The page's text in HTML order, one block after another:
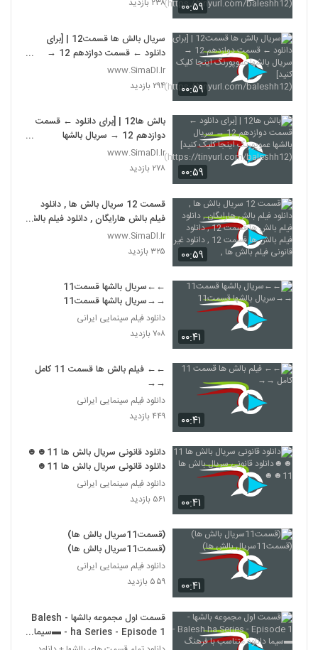
۰۰:۵۹
۲۳۸ بازدید
۰۰:۵۹
سريال بالش ها قسمت12 | [برای
دانلود ← قسمت دوازدهم 12 →
سریال بالشها عموپورنگ اینجا کلیک
کنید]
(https://tinyurl.com/baleshh1
www.SimaDl.Ir
۲۹۴ بازدید
۰۰:۵۹
بالش ها12 | [برای دانلود ← قسمت
دوازدهم 12 → سریال بالشها
عموپورنگ اینجا کلیک کنید]
(https://tinyurl.com/baleshh1
www.SimaDl.Ir
۲۷۸ بازدید
۰۰:۵۹
قسمت 12 سریال بالش ها , دانلود
فیلم بالش ها‌رایگان , دانلود فیلم بالش
ها قسمت 12 , دانلود فیلم بالش ها
بالش ها ,
www.SimaDl.Ir
۳۲۵ بازدید
۰۰:۴۱
←←سريال بالشها قسمت11
→→سريال بالشها قسمت11
دانلود فیلم سینمایی ایرانی
۷۰۸ بازدید
۰۰:۴۱
←← فیلم بالش ها قسمت 11 کامل
→→
دانلود فیلم سینمایی ایرانی
۴۴۹ بازدید
۰۰:۴۱
دانلود قانونی سریال بالش ها 11☻☻
دانلود قانونی سریال بالش ها 11☻☻
دانلود فیلم سینمایی ایرانی
۵۶۱ بازدید
۰۰:۴۱
(قسمت11سریال بالش ها)
(قسمت11سریال بالش ها)
دانلود فیلم سینمایی ایرانی
۵۵۹ بازدید
قسمت اول مجموعه بالشها - Balesh
ha Series - Episode 1 - ▬سیما
دانلود متناسب با فرهنگ ایرانی▬